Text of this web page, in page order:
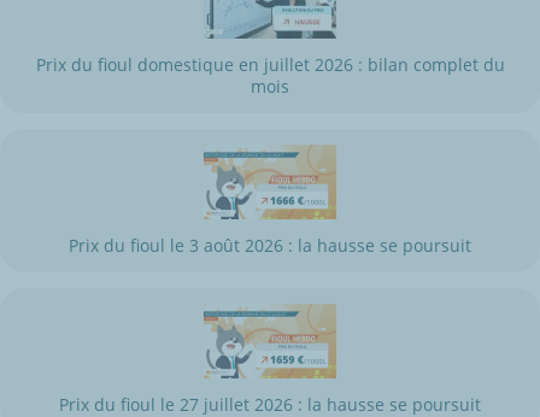
Prix du fioul domestique en juillet 2026 : bilan complet du
mois
Prix du fioul le 3 août 2026 : la hausse se poursuit
Prix du fioul le 27 juillet 2026 : la hausse se poursuit